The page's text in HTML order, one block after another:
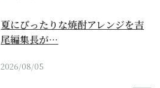
夏にぴったりな焼酎アレンジを吉
尾編集長が…
2026/08/05